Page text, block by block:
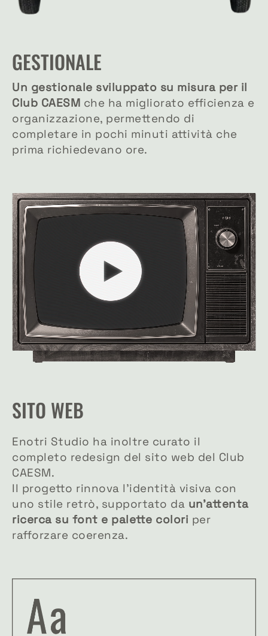
GESTIONALE
Un gestionale sviluppato su misura per il
Club CAESM che ha migliorato efficienza e
organizzazione, permettendo di
completare in pochi minuti attività che
prima richiedevano ore.
SITO WEB
Enotri Studio ha inoltre curato il
completo redesign del sito web del Club
CAESM.
Il progetto rinnova l’identità visiva con
uno stile retrò, supportato da un’attenta
ricerca su font e palette colori per
rafforzare coerenza.